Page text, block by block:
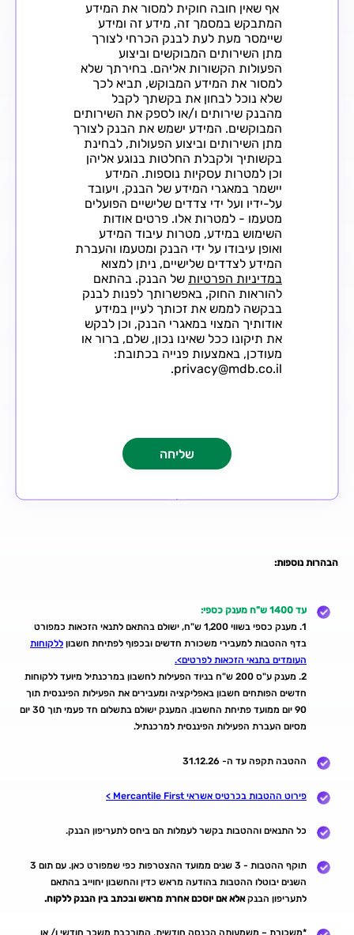
אף שאין חובה חוקית למסור את המידע
המתבקש במסמך זה, מידע זה ומידע
שיימסר מעת לעת לבנק הכרחי לצורך
מתן השירותים המבוקשים וביצוע
הפעולות הקשורות אליהם. בחירתך שלא
למסור את המידע המבוקש, תביא לכך
שלא נוכל לבחון את בקשתך לקבל
מהבנק שירותים ו/או לספק את השירותים
המבוקשים. המידע ישמש את הבנק לצורך
מתן השירותים וביצוע הפעולות, לבחינת
בקשותיך ולקבלת החלטות בנוגע אליהן
וכן למטרות עסקיות נוספות. המידע
יישמר במאגרי המידע של הבנק, ויעובד
על-ידיו ועל ידי צדדים שלישיים הפועלים
מטעמו - למטרות אלו. פרטים אודות
השימוש במידע, מטרות עיבוד המידע
ואופן עיבודו על ידי הבנק ומטעמו והעברת
המידע לצדדים שלישיים, ניתן למצוא
במדיניות הפרטיות של הבנק. בהתאם
להוראות החוק, באפשרותך לפנות לבנק
בבקשה לממש את זכותך לעיין במידע
אודותיך המצוי במאגרי הבנק, וכן לבקש
את תיקונו ככל שאינו נכון, שלם, ברור או
מעודכן, באמצעות פנייה בכתובת:
privacy@mdb.co.il.
הבהרות נוספות:
עד 1400 ש"ח מענק כספי:
1. מענק כספי בשווי 1,200 ש"ח, ישולם בהתאם לתנאי הזכאות כמפורט
בדף ההטבות למעבירי משכורת חדשים ובכפוף לפתיחת חשבון ללקוחות
העומדים בתנאי הזכאות לפרטים>.
2. מענק ע"ס 200 ש"ח בניוד הפעילות לחשבון במרכנתיל מיועד ללקוחות
חדשים הפותחים חשבון באפליקציה ומעבירים את הפעילות הפיננסית תוך
90 יום ממועד פתיחת החשבון. המענק ישולם בתשלום חד פעמי תוך 30 יום
מסיום העברת הפעילות הפיננסית למרכנתיל.
ההטבה תקפה עד ה- 31.12.26
פירוט ההטבות בכרטיס אשראי Mercantile First >
כל התנאים וההטבות בקשר לעמלות הם ביחס לתעריפון הבנק.
תוקף ההטבות - 3 שנים ממועד ההצטרפות כפי שמפורט כאן. עם תום 3
השנים יבוטלו ההטבות בהודעה מראש כדין והחשבון יחוייב בהתאם
לתעריפון הבנקאלא אם יוסכם אחרת מראש ובכתב בין הבנק ללקוח.